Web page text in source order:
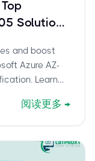
Solutions
and boost
Azure AZ-
Learn
阅读更多 →